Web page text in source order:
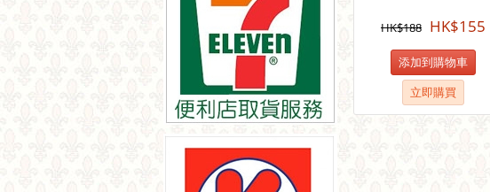
HK$188 HK$155
添加到購物車
立即購買